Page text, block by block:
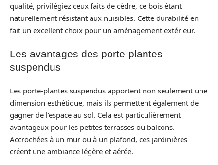
qualité, privilégiez ceux faits de cèdre, ce bois étant
naturellement résistant aux nuisibles. Cette durabilité en
fait un excellent choix pour un aménagement extérieur.
Les avantages des porte-plantes
suspendus
Les porte-plantes suspendus apportent non seulement une
dimension esthétique, mais ils permettent également de
gagner de l’espace au sol. Cela est particulièrement
avantageux pour les petites terrasses ou balcons.
Accrochées à un mur ou à un plafond, ces jardinières
créent une ambiance légère et aérée.